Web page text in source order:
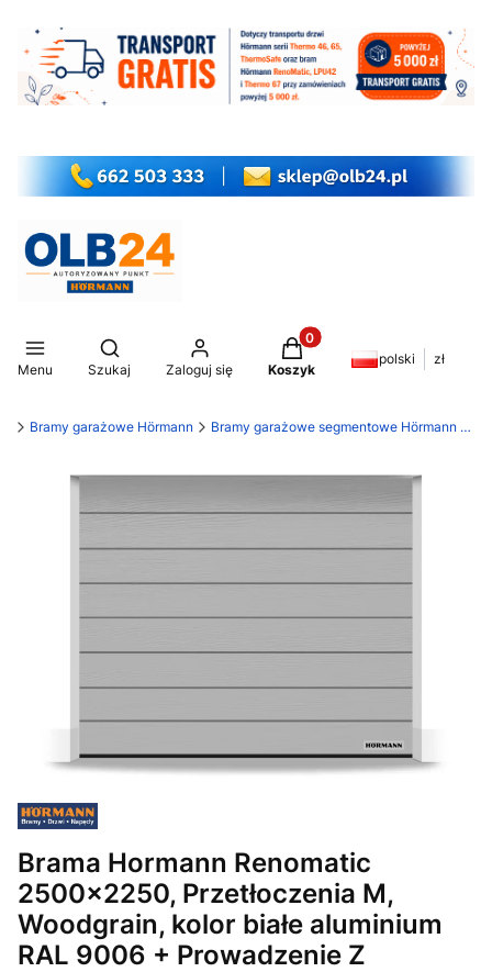
Menu
Otwórz wyszukiwarkę
Szukaj Zaloguj się
Produkty w koszyku: 0.
Koszyk
polski zł
Bramy garażowe Hörmann Bramy garażowe segmentowe Hörmann RenoMatic
Brama Hormann Renomatic
2500x2250, Przetłoczenia M,
Woodgrain, kolor białe aluminium
RAL 9006 + Prowadzenie Z